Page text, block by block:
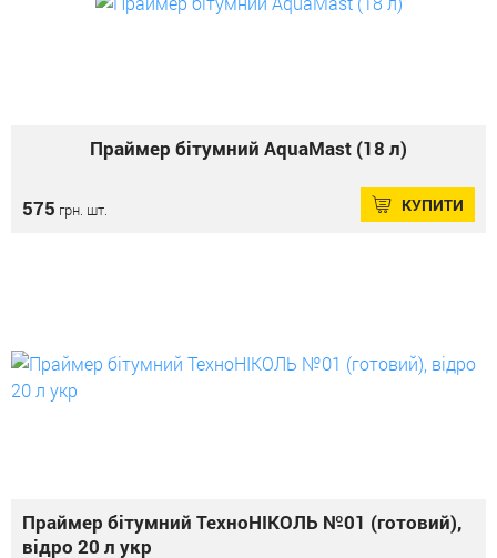
Праймер бітумний AquaMast (18 л)
575 грн. шт. КУПИТИ
Праймер бітумний ТехноНІКОЛЬ №01 (готовий),
відро 20 л укр